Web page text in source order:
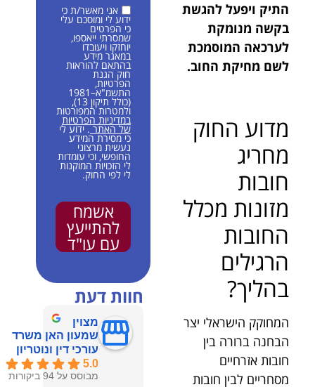
התיק ויפעל להגשת
בקשה מנומקת
לערכאה המוסמכת
לשם מחיקת החוב.
מדוע החוק
מחריג
חובות
מזונות מכלל
החובות
הרגילים
בהליך?
המחוקק הישראלי יצר
הבחנה ברורה בין
חובות אזרחיים
מסחריים לבין חובות
אני מאשר/ת כי
ידוע לי ומוסכם עלי
כי הפרטים
שמסרתי ייאספו,
יוחזקו ויעובדו
במאגר מידע
בהתאם להוראות
חוק הגנת
הפרטיות,
התשמ"א–1981
(כולל תיקון 13),
ולמטרות המפורטות
במדיניות הפרטיות
של האתר. ידוע לי
כי מסירת המידע
נעשית מרצוני
החופשי, וכי עומדות
לי הזכויות המוקנות
לי לפי החוק.
אשמח
להתייעץ
עם עו"ד
חוות דעת
מצוין
שמעון האן משרד
עורכי דין ונוטריון
5.0
מבוסס על 94 ביקורות